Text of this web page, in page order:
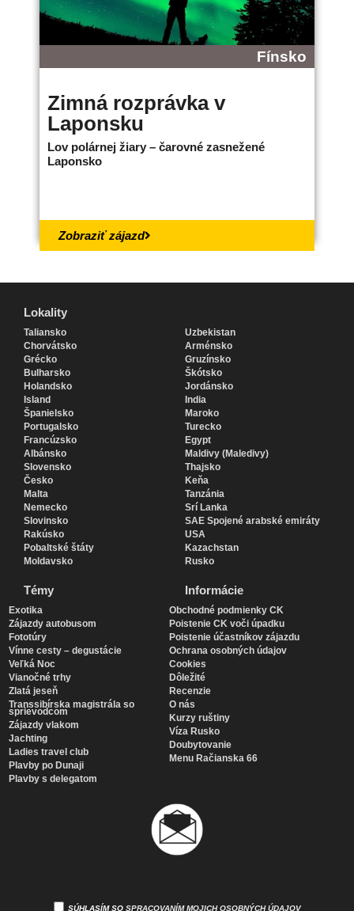
Fínsko
Zimná rozprávka v
Laponsku
Lov polárnej žiary – čarovné zasnežené
Laponsko
Zobraziť zájazd
Lokality
Taliansko
Chorvátsko
Grécko
Bulharsko
Holandsko
Island
Španielsko
Portugalsko
Francúzsko
Albánsko
Slovensko
Česko
Malta
Nemecko
Slovinsko
Rakúsko
Pobaltské štáty
Moldavsko
Uzbekistan
Arménsko
Gruzínsko
Škótsko
Jordánsko
India
Maroko
Turecko
Egypt
Maldivy (Maledivy)
Thajsko
Keňa
Tanzánia
Srí Lanka
SAE Spojené arabské emiráty
USA
Kazachstan
Rusko
Témy
Exotika
Zájazdy autobusom
Fototúry
Vínne cesty – degustácie
Veľká Noc
Vianočné trhy
Zlatá jeseň
Transsibírska magistrála so
sprievodcom
Zájazdy vlakom
Jachting
Ladies travel club
Plavby po Dunaji
Plavby s delegatom
Informácie
Obchodné podmienky CK
Poistenie CK voči úpadku
Poistenie účastníkov zájazdu
Ochrana osobných údajov
Cookies
Dôležité
Recenzie
O nás
Kurzy ruštiny
Víza Rusko
Doubytovanie
Menu Račianska 66
SÚHLASÍM SO SPRACOVANÍM MOJICH OSOBNÝCH ÚDAJOV